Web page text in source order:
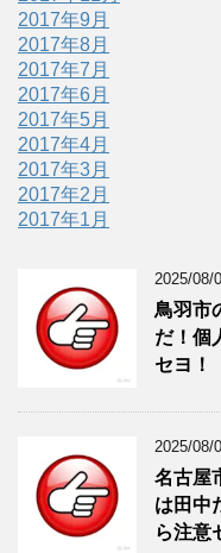
2017年9月
2017年8月
2017年7月
2017年6月
2017年5月
2017年4月
2017年3月
2017年2月
2017年1月
2025/08/
鳥羽市
だ！個
セヨ！
2025/08/
名古屋
は田中
ら注意